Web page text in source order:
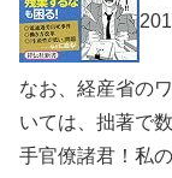
なお、経産省の
いては、拙著で
手官僚諸君！私